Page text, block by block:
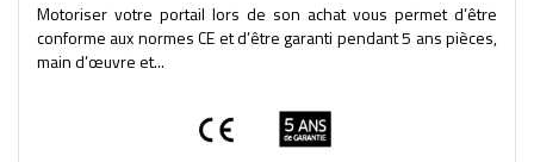
Motoriser votre portail lors de son achat vous permet d’être
conforme aux normes CE et d’être garanti pendant 5 ans pièces,
main d’œuvre et...